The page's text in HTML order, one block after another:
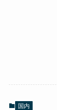
国内